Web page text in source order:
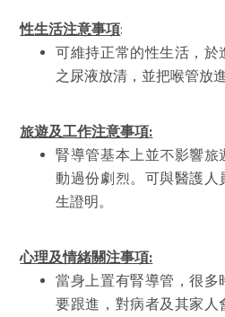
性生活注意事項:
可維持正常的性生活，
之尿液放清，並把喉管放
旅遊及工作注意事項:
腎導管基本上並不影響
動過份劇烈。可與醫護
生證明。
心理及情緒關注事項:
當身上置有腎導管，很
要跟進，對病者及其家